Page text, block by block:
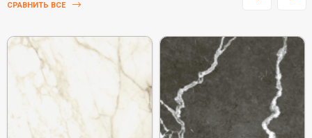
СРАВНИТЬ ВСЕ